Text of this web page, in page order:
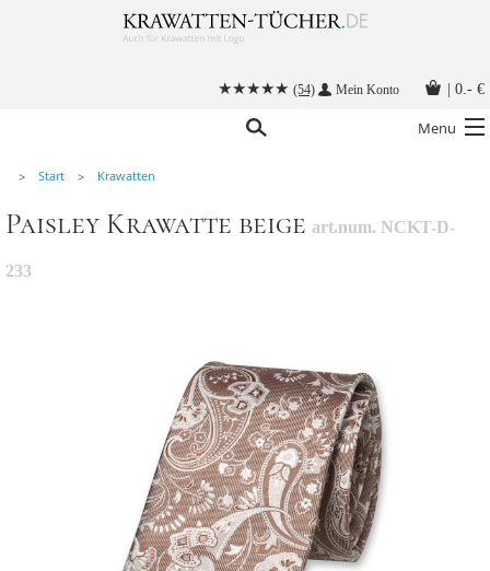
(54) Mein Konto 0.- €
Menu
Alle Accessoires
Stoffmasken
Start Krawatten
Paisley Krawatte beige art.num. NCKT-D-
233